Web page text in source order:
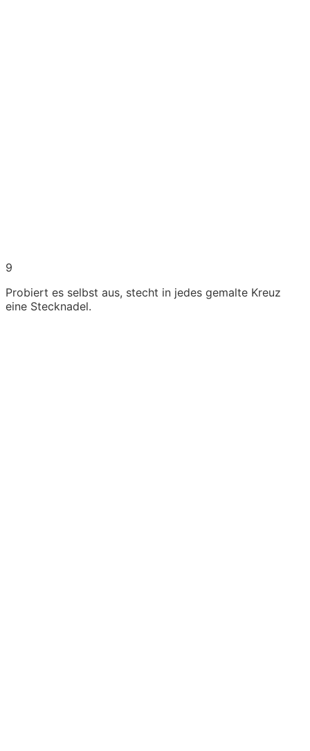
9
Probiert es selbst aus, stecht in jedes gemalte Kreuz
eine Stecknadel.